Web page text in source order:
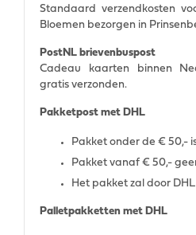
Standaard verzendkosten
Bloemen bezorgen in
PostNL brievenbuspost
Cadeau kaarten binnen
gratis verzonden.
Pakketpost met DHL
Pakket onder de € 50,-
Pakket vanaf € 50,-
Het pakket zal door
Palletpakketten met DHL